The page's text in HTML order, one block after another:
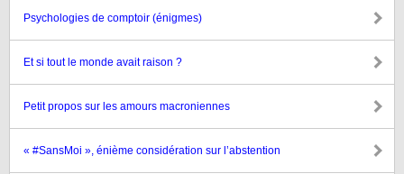
Psychologies de comptoir (énigmes)
Et si tout le monde avait raison ?
Petit propos sur les amours macroniennes
« #SansMoi », énième considération sur l’abstention